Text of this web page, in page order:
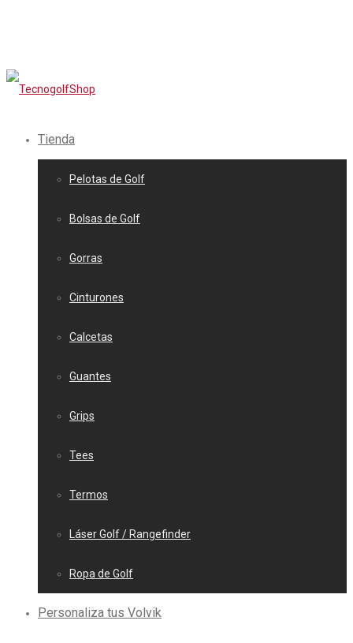
Tienda
Pelotas de Golf
Bolsas de Golf
Gorras
Cinturones
Calcetas
Guantes
Grips
Tees
Termos
Láser Golf / Rangefinder
Ropa de Golf
Personaliza tus Volvik